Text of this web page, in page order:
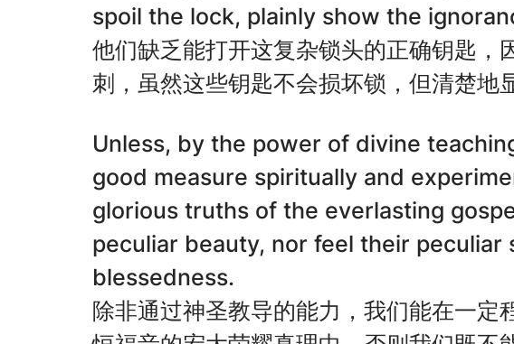
spoil the lock, plainly show the
他们缺乏能打开这复杂锁头的正确钥匙，
刺，虽然这些钥匙不会损坏锁，但清楚地
Unless, by the power of divine
good measure spiritually and
glorious truths of the everlasting
peculiar beauty, nor feel their peculiar
blessedness.
除非通过神圣教导的能力，我们能在一定